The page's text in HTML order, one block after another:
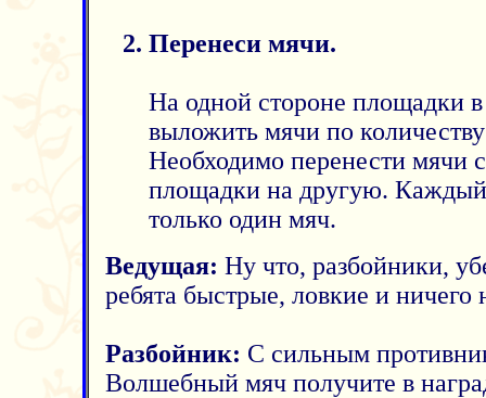
Перенеси мячи.
На одной стороне площадки
выложить мячи по
Необходимо перенести мячи
площадки на другую. Каждый
только один мяч.
Ведущая: Ну что, разбойники,
ребята быстрые, ловкие и ничего
Разбойник: С сильным
Волшебный мяч получите в